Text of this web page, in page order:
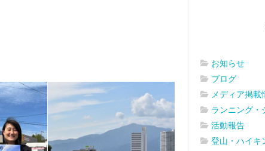
お知らせ
ブログ
メディア掲載
ランニング・
活動報告
登山・ハイキ